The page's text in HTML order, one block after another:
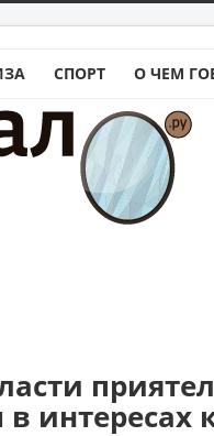
СПОРТ О ЧЕМ
интересах